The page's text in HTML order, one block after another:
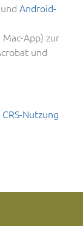
und Android-
App) zur
und
Nutzung